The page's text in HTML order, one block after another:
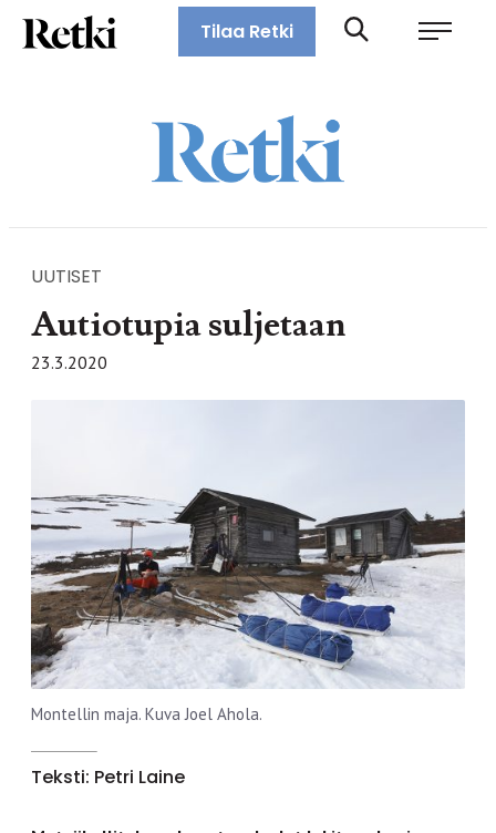
Siirry
suoraan
Retki-lehti
Tilaa Retki
UUTISET
Autiotupia suljetaan
23.3.2020
Montellin maja. Kuva Joel Ahola.
Teksti: Petri Laine